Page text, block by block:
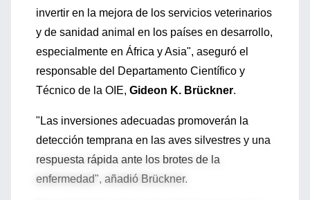
invertir en la mejora de los servicios veterinarios
y de sanidad animal en los países en desarrollo,
especialmente en África y Asia", aseguró el
responsable del Departamento Científico y
Técnico de la OIE, Gideon K. Brückner.
"Las inversiones adecuadas promoverán la
detección temprana en las aves silvestres y una
respuesta rápida ante los brotes de la
enfermedad", añadió Brückner.